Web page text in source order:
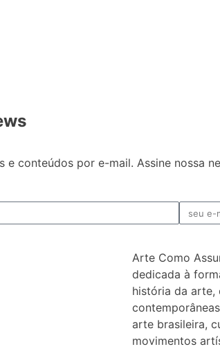
e conteúdos por e-mail. Assine nossa
Arte Como
dedicada à
história da
arte brasileira,
movimentos